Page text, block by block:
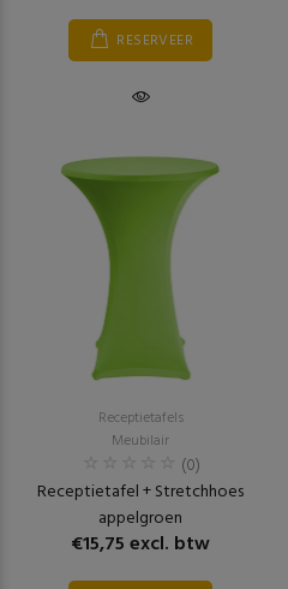
RESERVEER
Receptietafels
Meubilair
(0)
Receptietafel + Stretchhoes
appelgroen
€15,75 excl. btw